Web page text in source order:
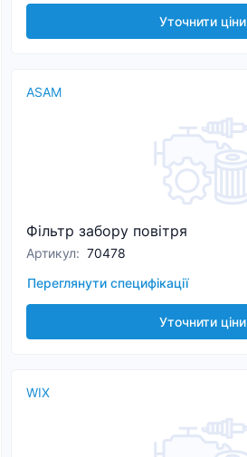
Уточнити ціни
ASAM
Фільтр забору повітря
Артикул: 70478
Переглянути специфікації
Уточнити ціни
WIX